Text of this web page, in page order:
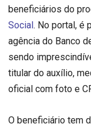
beneficiários do
Social . No portal, é
agência do Banco
sendo
titular do auxílio,
oficial com foto e
O beneficiário tem